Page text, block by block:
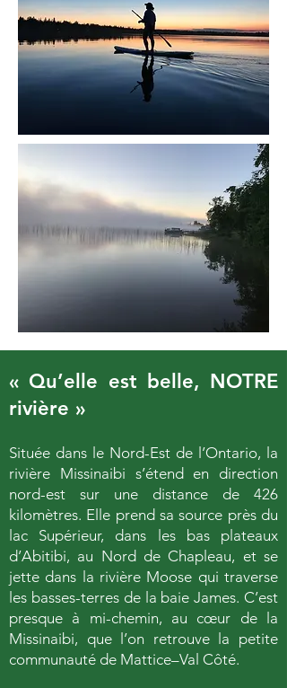
« Qu’elle est belle, NOTRE
rivière »
Située dans le Nord-Est de l’Ontario, la
rivière Missinaibi s’étend en direction
nord-est sur une distance de 426
kilomètres. Elle prend sa source près du
lac Supérieur, dans les bas plateaux
d’Abitibi, au Nord de Chapleau, et se
jette dans la rivière Moose qui traverse
les basses-terres de la baie James. C’est
presque à mi-chemin, au cœur de la
Missinaibi, que l’on retrouve la petite
communauté de Mattice–Val Côté.